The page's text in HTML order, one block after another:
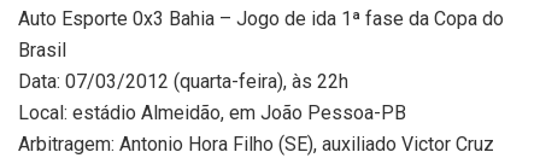
Auto Esporte 0x3 Bahia – Jogo de ida 1ª fase da Copa do
Brasil
Data: 07/03/2012 (quarta-feira), às 22h
Local: estádio Almeidão, em João Pessoa-PB
Arbitragem: Antonio Hora Filho (SE), auxiliado Victor Cruz